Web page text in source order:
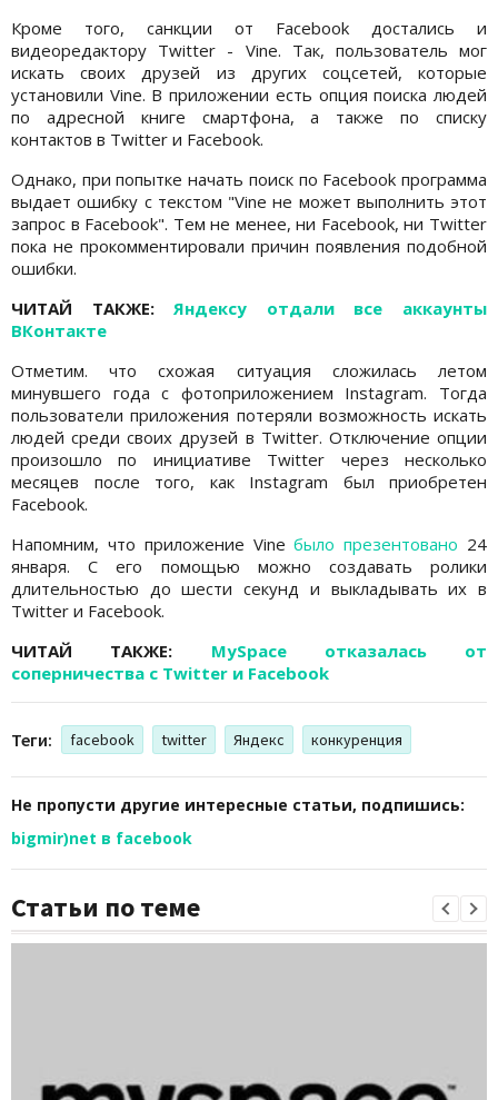
Кроме того, санкции от Facebook достались и
видеоредактору Twitter - Vine. Так, пользователь мог
искать своих друзей из других соцсетей, которые
установили Vine. В приложении есть опция поиска людей
по адресной книге смартфона, а также по списку
контактов в Twitter и Facebook.
Однако, при попытке начать поиск по Facebook программа
выдает ошибку с текстом "Vine не может выполнить этот
запрос в Facebook". Тем не менее, ни Facebook, ни Twitter
пока не прокомментировали причин появления подобной
ошибки.
ЧИТАЙ ТАКЖЕ:Яндексу отдали все аккаунты
ВКонтакте
Отметим. что схожая ситуация сложилась летом
минувшего года с фотоприложением Instagram. Тогда
пользователи приложения потеряли возможность искать
людей среди своих друзей в Twitter. Отключение опции
произошло по инициативе Twitter через несколько
месяцев после того, как Instagram был приобретен
Facebook.
Напомним, что приложение Vineбыло презентовано 24
января. С его помощью можно создавать ролики
длительностью до шести секунд и выкладывать их в
Twitter и Facebook.
ЧИТАЙ ТАКЖЕ: MySpace отказалась от
соперничества с Twitter и Facebook
Теги: facebook twitter Яндекс конкуренция
Не пропусти другие интересные статьи, подпишись:
bigmir)net в facebook
Статьи по теме